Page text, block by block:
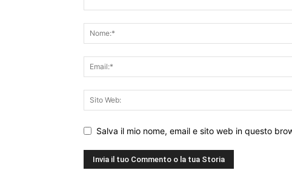
Salva il mio nome, email e sito web in questo